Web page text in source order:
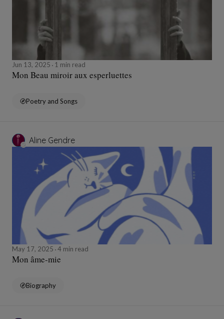
Jun 13, 2025 1 min read
Mon Beau miroir aux esperluettes
Poetry and Songs
Aline Gendre
May 17, 2025 4 min read
Mon âme-mie
Biography